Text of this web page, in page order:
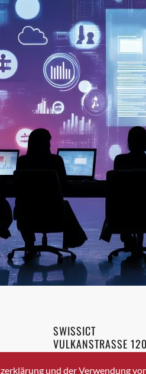
Bolligen
Bonaduz
Bonstetten
Bottighofen
Bremgarten bei Bern
Brig-Glis
Bronschhofen
Brugg
Brugg AG
Burgdorf
Bäretswil
Bülach
Cazis
Crissier
Davos Platz
SWISSICT
VULKANSTRASSE 120
8048 ZURICH
und der Verwendung